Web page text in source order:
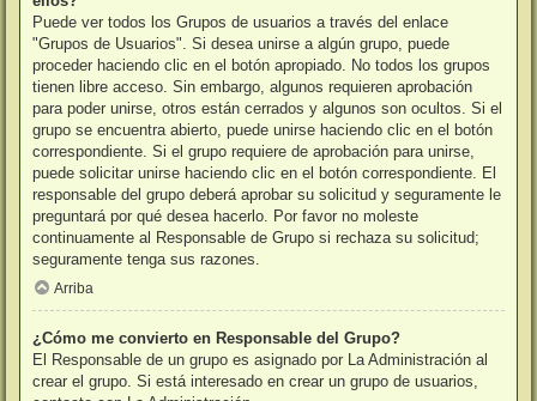
Puede ver todos los Grupos de usuarios a través del enlace
"Grupos de Usuarios". Si desea unirse a algún grupo, puede
proceder haciendo clic en el botón apropiado. No todos los grupos
tienen libre acceso. Sin embargo, algunos requieren aprobación
para poder unirse, otros están cerrados y algunos son ocultos. Si el
grupo se encuentra abierto, puede unirse haciendo clic en el botón
correspondiente. Si el grupo requiere de aprobación para unirse,
puede solicitar unirse haciendo clic en el botón correspondiente. El
responsable del grupo deberá aprobar su solicitud y seguramente le
preguntará por qué desea hacerlo. Por favor no moleste
continuamente al Responsable de Grupo si rechaza su solicitud;
seguramente tenga sus razones.
Arriba
¿Cómo me convierto en Responsable del Grupo?
El Responsable de un grupo es asignado por La Administración al
crear el grupo. Si está interesado en crear un grupo de usuarios,